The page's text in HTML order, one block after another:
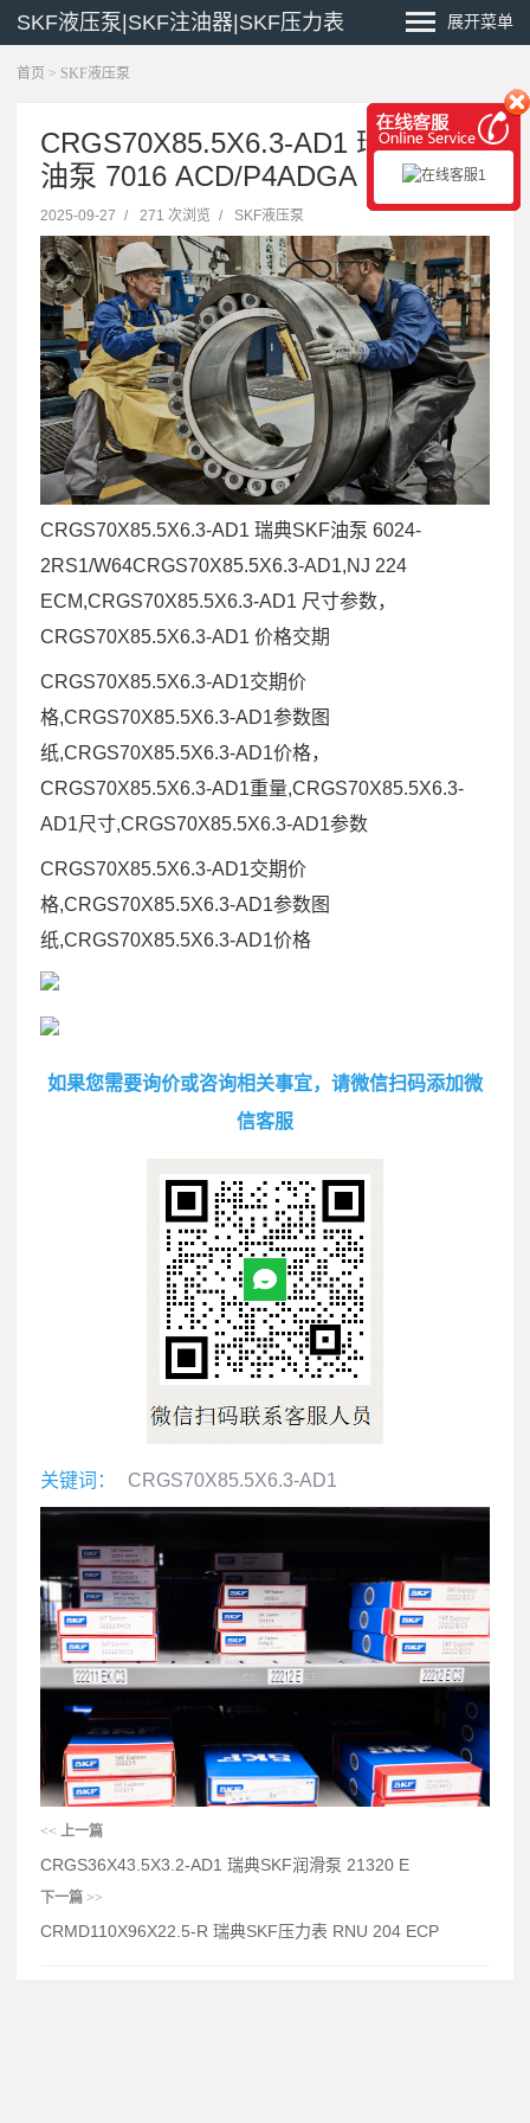
SKF液压泵|SKF注油器|SKF压力表 展开菜单
首页 > SKF液压泵
CRGS70X85.5X6.3-AD1 瑞典SKF
油泵 7016 ACD/P4ADGA
2025-09-27 / 271 次浏览 / SKF液压泵
CRGS70X85.5X6.3-AD1 瑞典SKF油泵 6024-
2RS1/W64CRGS70X85.5X6.3-AD1,NJ 224
ECM,CRGS70X85.5X6.3-AD1 尺寸参数，
CRGS70X85.5X6.3-AD1 价格交期
CRGS70X85.5X6.3-AD1交期价
格,CRGS70X85.5X6.3-AD1参数图
纸,CRGS70X85.5X6.3-AD1价格，
CRGS70X85.5X6.3-AD1重量,CRGS70X85.5X6.3-
AD1尺寸,CRGS70X85.5X6.3-AD1参数
CRGS70X85.5X6.3-AD1交期价
格,CRGS70X85.5X6.3-AD1参数图
纸,CRGS70X85.5X6.3-AD1价格
如果您需要询价或咨询相关事宜，请微信扫码添加微
信客服
关键词： CRGS70X85.5X6.3-AD1
<< 上一篇
CRGS36X43.5X3.2-AD1 瑞典SKF润滑泵 21320 E
下一篇 >>
CRMD110X96X22.5-R 瑞典SKF压力表 RNU 204 ECP